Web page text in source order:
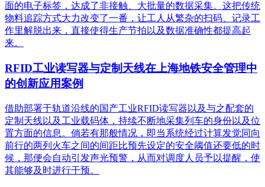
面的电子标签，达成了非接触、大批量的数据采集。这把传统
物料追踪方式大力改变了一番，让工人从繁杂的扫码、记录工
作里解脱出来，直接使得生产节拍以及数据准确性都提高起
来。
RFID工业读写器与定制天线在上海地铁安全管理中
的创新应用案例
借助部署于轨道沿线的国产工业RFID读写器以及与之配套的
定制天线以及工业载码体，持续不断地采集列车的身份以及位
置方面的信息。倘若有那般情况，即当系统经过计算发觉同向
前行的两列火车之间的间距比预先设定的安全阈值还要低的时
候，那便会自动引发声光预警，从而对调度人员予以提醒，使
其能够及时进行干预。